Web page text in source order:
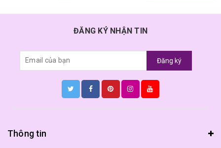
ĐĂNG KÝ NHẬN TIN
Đăng ký
Thông tin